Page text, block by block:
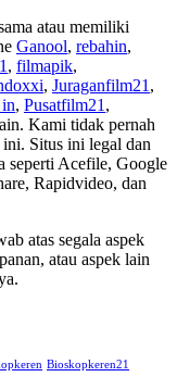
atau memiliki
Ganool, rebahin,
, filmapik,
, Juraganfilm21 ,
, Pusatfilm21 ,
Kami tidak pernah
ini. Situs ini legal dan
seperti Acefile, Google
Rapidvideo, dan
atas segala aspek
atau aspek lain
Bioskopkeren21